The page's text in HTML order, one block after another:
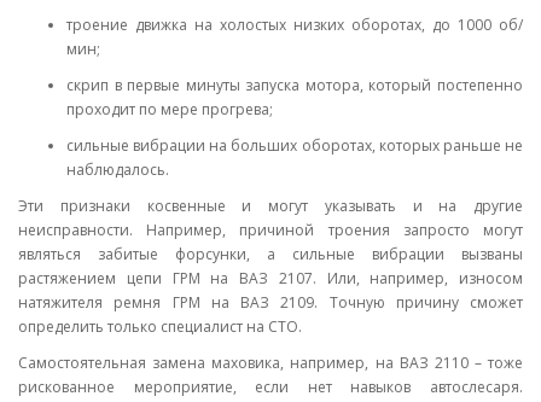
троение движка на холостых низких оборотах, до 1000 об/
мин;
скрип в первые минуты запуска мотора, который постепенно
проходит по мере прогрева;
сильные вибрации на больших оборотах, которых раньше не
наблюдалось.
Эти признаки косвенные и могут указывать и на другие
неисправности. Например, причиной троения запросто могут
являться забитые форсунки, а сильные вибрации вызваны
растяжением цепи ГРМ на ВАЗ 2107. Или, например, износом
натяжителя ремня ГРМ на ВАЗ 2109. Точную причину сможет
определить только специалист на СТО.
Самостоятельная замена маховика, например, на ВАЗ 2110 – тоже
рискованное мероприятие, если нет навыков автослесаря.